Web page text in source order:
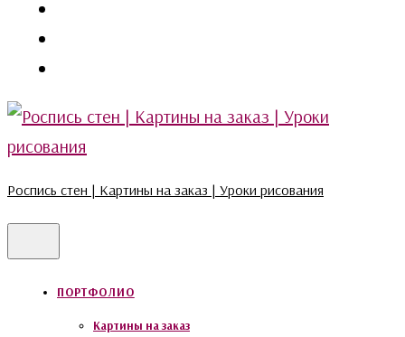
Роспись стен | Картины на заказ | Уроки рисования
ПОРТФОЛИО
Картины на заказ